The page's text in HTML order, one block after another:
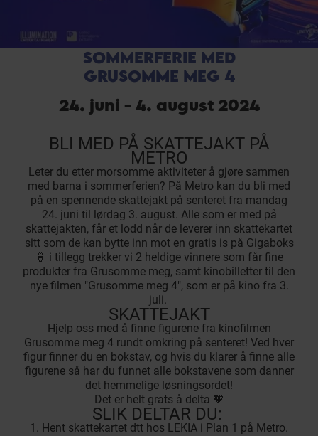
SOMMERFERIE MED
GRUSOMME MEG 4
24. juni - 4. august 2024
BLI MED PÅ SKATTEJAKT PÅ
METRO
Leter du etter morsomme aktiviteter å gjøre sammen
med barna i sommerferien? På Metro kan du bli med
på en spennende skattejakt på senteret fra mandag
24. juni til lørdag 3. august. Alle som er med på
skattejakten, får et lodd når de leverer inn skattekartet
sitt som de kan bytte inn mot en gratis is på Gigaboks
🍦 i tillegg trekker vi 2 heldige vinnere som får fine
produkter fra Grusomme meg, samt kinobilletter til den
nye filmen "Grusomme meg 4", som er på kino fra 3.
juli.
SKATTEJAKT
Hjelp oss med å finne figurene fra kinofilmen
Grusomme meg 4 rundt omkring på senteret! Ved hver
figur finner du en bokstav, og hvis du klarer å finne alle
figurene så har du funnet alle bokstavene som danner
det hemmelige løsningsordet!
Det er helt grats å delta 🧡
SLIK DELTAR DU:
1. Hent skattekartet dtt hos LEKIA i Plan 1 på Metro.